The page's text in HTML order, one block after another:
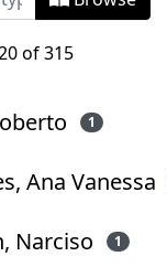
of 315
1
Ana Vanessa
Narciso 1